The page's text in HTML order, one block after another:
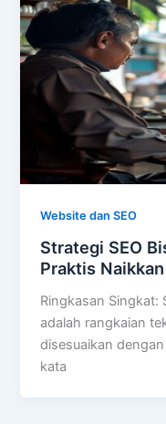
Website dan SEO
Strategi SEO
Praktis
Ringkasan Singkat:
adalah rangkaian
disesuaikan
kata